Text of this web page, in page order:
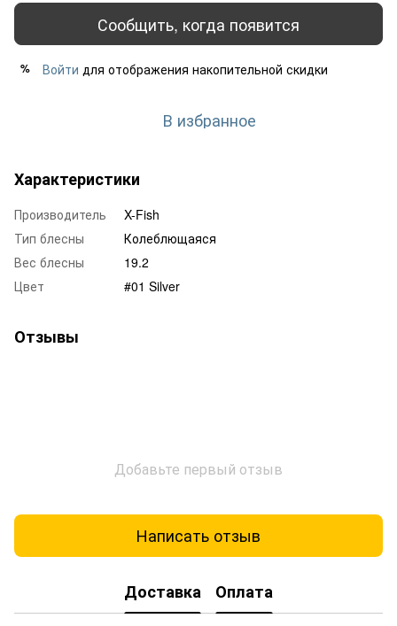
Сообщить, когда появится
% Войти для отображения накопительной скидки
В избранное
Характеристики
Производитель
X-Fish
Тип блесны
Колеблющаяся
Вес блесны
19.2
Цвет
#01 Silver
Отзывы
Добавьте первый отзыв
Написать отзыв
Доставка Оплата